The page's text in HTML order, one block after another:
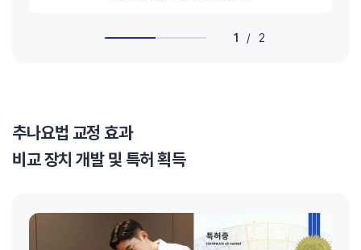
1 / 2
추나요법 교정 효과
비교 장치 개발 및 특허 획득